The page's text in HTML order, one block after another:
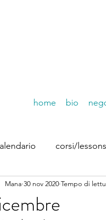
home bio
corsi/lessons
Dirette Instagram
Mana 30 nov 2020 Tempo di